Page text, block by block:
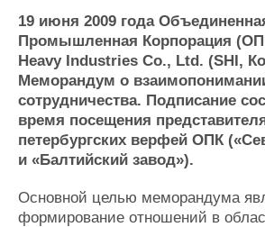
Компании
Репутация
Работа
Крюинг
Журнал
Реклама
Оборудование
Изделия
Материалы
Конференции
Выставки и семинары
Флот
19 июня 2009 года
Промышленная Корпорация
Heavy Industries Co., Ltd. (SHI,
Меморандум о
сотрудничества. Подписание
время посещения
петербургских верфей ОПК
и «Балтийский завод»).
Основной целью меморандума
формирование отношений в